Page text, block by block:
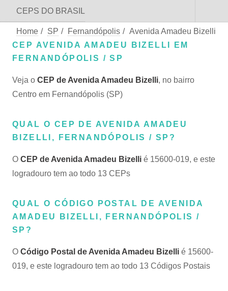
CEPS DO BRASIL
Home / SP / Fernandópolis / Avenida Amadeu Bizelli
CEP AVENIDA AMADEU BIZELLI EM
FERNANDÓPOLIS / SP
Veja o CEP de Avenida Amadeu Bizelli, no bairro
Centro em Fernandópolis (SP)
QUAL O CEP DE AVENIDA AMADEU
BIZELLI, FERNANDÓPOLIS / SP?
O CEP de Avenida Amadeu Bizelli é 15600-019, e este
logradouro tem ao todo 13 CEPs
QUAL O CÓDIGO POSTAL DE AVENIDA
AMADEU BIZELLI, FERNANDÓPOLIS /
SP?
O Código Postal de Avenida Amadeu Bizelli é 15600-
019, e este logradouro tem ao todo 13 Códigos Postais